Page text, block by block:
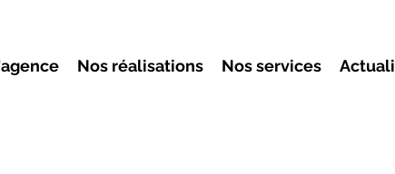
Nos réalisations Nos services